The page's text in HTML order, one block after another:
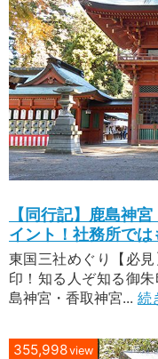
【同行記】鹿島神
イント！社務所では
東国三社めぐり【必
印！知る人ぞ知る御
島神宮・香取神宮... 続
355,998view